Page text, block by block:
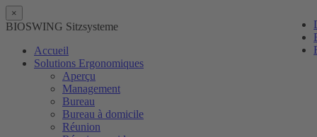
×
BIOSWING Sitzsysteme
Accueil
Solutions Ergonomiques
Aperçu
Management
Bureau
Bureau à domicile
Réunion